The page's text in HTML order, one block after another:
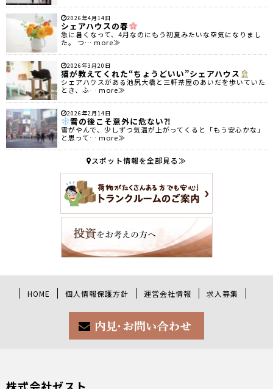
2026年4月14日
シェアハウスの春
急に暑くなって、4月なのにもう初夏みたいな空気になりまし
た。 つ… more≫
2026年3月20日
猫が教えてくれた“ちょうどいい”シェアハウス
シェアハウスがある池尻大橋と三軒茶屋のあいだを歩いていた
とき、ふ… more≫
2026年2月14日
雪の後こそ意外に危ない⁈
雪がやんで、少しずつ気温が上がってくると「もう安心かな」
と思って… more≫
スポット情報を全部見る≫
HOME 個人情報保護方針 運営会社情報 求人募集